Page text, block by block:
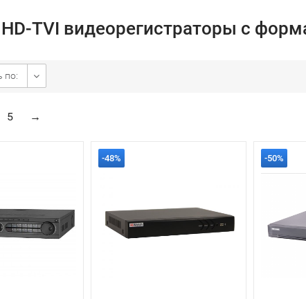
HD-TVI видеорегистраторы с
по:
5 →
-48% -50%